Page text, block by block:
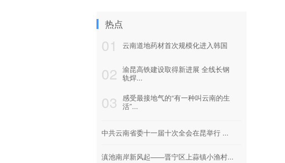
热点
01 云南道地药材首次规模化进入韩国
02 渝昆高铁建设取得新进展 全线长钢
轨焊...
03
感受最接地气的“有一种叫云南的生
活”...
中共云南省委十一届十次全会在昆举行 ...
滇池南岸新风起——晋宁区上蒜镇小渔村...